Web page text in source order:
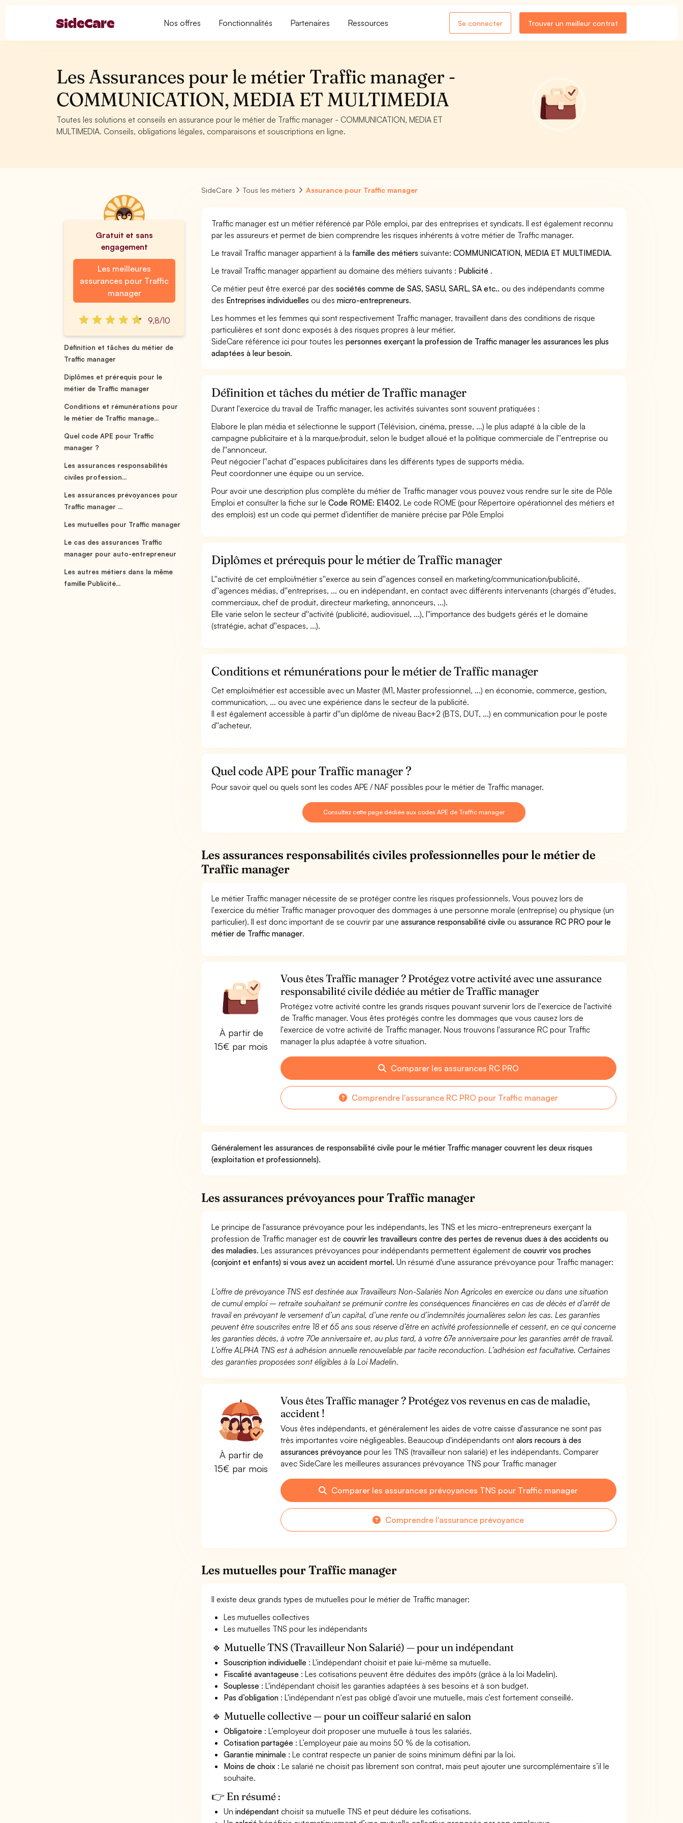
Nos offres Fonctionnalités Partenaires Ressources Se connecter Trouver un meilleur contrat
Les Assurances pour le métier Traffic manager -
COMMUNICATION, MEDIA ET MULTIMEDIA
Toutes les solutions et conseils en assurance pour le métier de Traffic manager - COMMUNICATION, MEDIA ET
MULTIMEDIA. Conseils, obligations légales, comparaisons et souscriptions en ligne.
Gratuit et sans
engagement
Les meilleures
assurances pour Traffic
manager
9,8/10
Définition et tâches du métier de
Traffic manager
Diplômes et prérequis pour le
métier de Traffic manager
Conditions et rémunérations pour
le métier de Traffic manage...
Quel code APE pour Traffic
manager ?
Les assurances responsabilités
civiles profession...
Les assurances prévoyances pour
Traffic manager ...
Les mutuelles pour Traffic manager
Le cas des assurances Traffic
manager pour auto-entrepreneur
Les autres métiers dans la même
famille Publicité...
SideCare Tous les métiers Assurance pour Traffic manager
Traffic manager est un métier référencé par Pôle emploi, par des entreprises et syndicats. Il est également reconnu
par les assureurs et permet de bien comprendre les risques inhérents à votre métier de Traffic manager.
Le travail Traffic manager appartient à la famille des métiers suivante:COMMUNICATION, MEDIA ET MULTIMEDIA.
Le travail Traffic manager appartient au domaine des métiers suivants : Publicité .
Ce métier peut être exercé par dessociétés comme de SAS, SASU, SARL, SA etc.. ou des indépendants comme
des Entreprises individuelles ou desmicro-entrepreneurs.
Les hommes et les femmes qui sont respectivement Traffic manager, travaillent dans des conditions de risque
particulières et sont donc exposés à des risques propres à leur métier.
SideCare référence ici pour toutes lespersonnes exerçant la profession de Traffic manager les assurances les plus
adaptées à leur besoin.
Définition et tâches du métier de Traffic manager
Durant l'exercice du travail de Traffic manager, les activités suivantes sont souvent pratiquées :
Elabore le plan média et sélectionne le support (Télévision, cinéma, presse, ...) le plus adapté à la cible de la
campagne publicitaire et à la marque/produit, selon le budget alloué et la politique commerciale de l''entreprise ou
de l''annonceur.
Peut négocier l''achat d''espaces publicitaires dans les différents types de supports média.
Peut coordonner une équipe ou un service.
Pour avoir une description plus complète du métier de Traffic manager vous pouvez vous rendre sur le site de Pôle
Emploi et consulter la fiche sur leCode ROME: E1402. Le code ROME (pour Répertoire opérationnel des métiers et
des emplois) est un code qui permet d'identifier de manière précise par Pôle Emploi
Diplômes et prérequis pour le métier de Traffic manager
L''activité de cet emploi/métier s''exerce au sein d''agences conseil en marketing/communication/publicité,
d''agences médias, d''entreprises, ... ou en indépendant, en contact avec différents intervenants (chargés d''études,
commerciaux, chef de produit, directeur marketing, annonceurs, ...).
Elle varie selon le secteur d''activité (publicité, audiovisuel, ...), l''importance des budgets gérés et le domaine
(stratégie, achat d''espaces, ...).
Conditions et rémunérations pour le métier de Traffic manager
Cet emploi/métier est accessible avec un Master (M1, Master professionnel, ...) en économie, commerce, gestion,
communication, ... ou avec une expérience dans le secteur de la publicité.
Il est également accessible à partir d''un diplôme de niveau Bac+2 (BTS, DUT, ...) en communication pour le poste
d''acheteur.
Quel code APE pour Traffic manager ?
Pour savoir quel ou quels sont les codes APE / NAF possibles pour le métier de Traffic manager.
Consultez cette page dédiée aux codes APE de Traffic manager
Les assurances responsabilités civiles professionnelles pour le métier de
Traffic manager
Le métier Traffic manager nécessite de se protéger contre les risques professionnels. Vous pouvez lors de
l'exercice du métier Traffic manager provoquer des dommages à une personne morale (entreprise) ou physique (un
particulier). Il est donc important de se couvrir par uneassurance responsabilité civile ouassurance RC PRO pour le
métier de Traffic manager.
À partir de
15€ par mois
Vous êtes Traffic manager ? Protégez votre activité avec une assurance
responsabilité civile dédiée au métier de Traffic manager
Protégez votre activité contre les grands risques pouvant survenir lors de l'exercice de l'activité
de Traffic manager. Vous êtes protégés contre les dommages que vous causez lors de
l'exercice de votre activité de Traffic manager. Nous trouvons l'assurance RC pour Traffic
manager la plus adaptée à votre situation.
Comparer les assurances RC PRO
Comprendre l'assurance RC PRO pour Traffic manager
Généralement les assurances de responsabilité civile pour le métier Traffic manager couvrent les deux risques
(exploitation et professionnels).
Les assurances prévoyances pour Traffic manager
Le principe de l'assurance prévoyance pour les indépendants, les TNS et les micro-entrepreneurs exerçant la
profession de Traffic manager est decouvrir les travailleurs contre des pertes de revenus dues à des accidents ou
des maladies. Les assurances prévoyances pour indépendants permettent également decouvrir vos proches
(conjoint et enfants) si vous avez un accident mortel. Un résumé d'une assurance prévoyance pour Traffic manager:
L’offre de prévoyance TNS est destinée aux Travailleurs Non-Salariés Non Agricoles en exercice ou dans une situation
de cumul emploi – retraite souhaitant se prémunir contre les conséquences financières en cas de décès et d’arrêt de
travail en prévoyant le versement d’un capital, d’une rente ou d’indemnités journalières selon les cas. Les garanties
peuvent être souscrites entre 18 et 65 ans sous réserve d’être en activité professionnelle et cessent, en ce qui concerne
les garanties décès, à votre 70e anniversaire et, au plus tard, à votre 67e anniversaire pour les garanties arrêt de travail.
L’offre ALPHA TNS est à adhésion annuelle renouvelable par tacite reconduction. L’adhésion est facultative. Certaines
des garanties proposées sont éligibles à la Loi Madelin.
À partir de
15€ par mois
Vous êtes Traffic manager ? Protégez vos revenus en cas de maladie,
accident !
Vous êtes indépendants, et généralement les aides de votre caisse d'assurance ne sont pas
très importantes voire négligeables. Beaucoup d'indépendants ont alors recours à des
assurances prévoyancepour les TNS (travailleur non salarié) et les indépendants. Comparer
avec SideCare les meilleures assurances prévoyance TNS pour Traffic manager
Comparer les assurances prévoyances TNS pour Traffic manager
Comprendre l'assurance prévoyance
Les mutuelles pour Traffic manager
Il existe deux grands types de mutuelles pour le métier de Traffic manager:
Les mutuelles collectives
Les mutuelles TNS pour les indépendants
🔹 Mutuelle TNS (Travailleur Non Salarié) — pour un indépendant
Souscription individuelle : L'indépendant choisit et paie lui-même sa mutuelle.
Fiscalité avantageuse : Les cotisations peuvent être déduites des impôts (grâce à la loi Madelin).
Souplesse : L'indépendant choisit les garanties adaptées à ses besoins et à son budget.
Pas d’obligation : L'indépendant n'est pas obligé d’avoir une mutuelle, mais c’est fortement conseillé.
🔹 Mutuelle collective — pour un coiffeur salarié en salon
Obligatoire : L’employeur doit proposer une mutuelle à tous les salariés.
Cotisation partagée : L’employeur paie au moins 50 % de la cotisation.
Garantie minimale : Le contrat respecte un panier de soins minimum défini par la loi.
Moins de choix : Le salarié ne choisit pas librement son contrat, mais peut ajouter une surcomplémentaire s’il le
souhaite.
👉 En résumé :
Unindépendant choisit sa mutuelle TNS et peut déduire les cotisations.